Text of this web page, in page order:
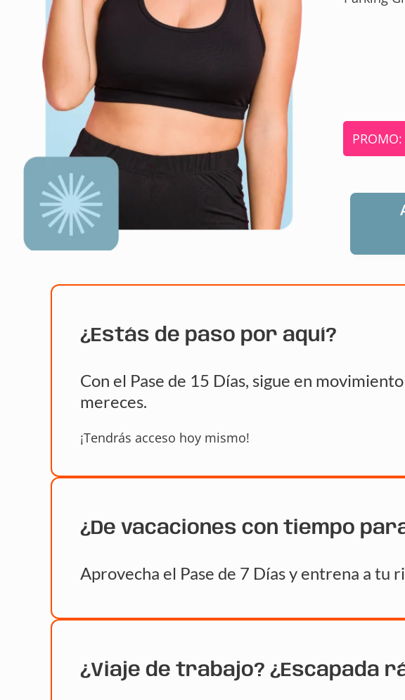
PROMO:
¿Estás de paso por aquí?
Con el Pase de 15 Días, sigue en
mereces.
¡Tendrás acceso hoy mismo!
¿De vacaciones con tiempo
Aprovecha el Pase de 7 Días y entrena a tu
¿Viaje de trabajo? ¿Escapada